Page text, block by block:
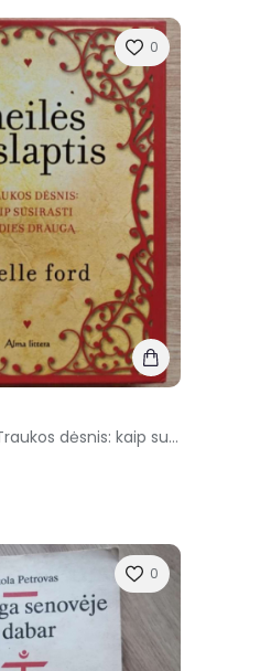
0
Meilės paslaptis. Traukos dėsnis: kaip susirasti širdies draugą
0